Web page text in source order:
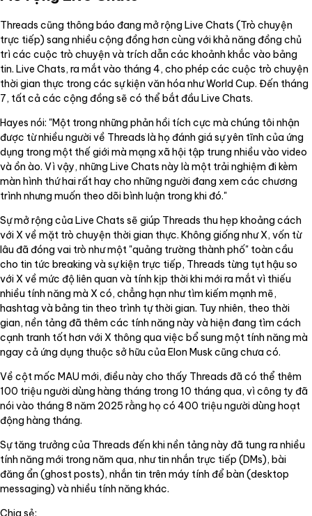
Threads cũng thông báo đang mở rộng Live Chats (Trò chuyện
trực tiếp) sang nhiều cộng đồng hơn cùng với khả năng đồng chủ
trì các cuộc trò chuyện và trích dẫn các khoảnh khắc vào bảng
tin. Live Chats, ra mắt vào tháng 4, cho phép các cuộc trò chuyện
thời gian thực trong các sự kiện văn hóa như World Cup. Đến tháng
7, tất cả các cộng đồng sẽ có thể bắt đầu Live Chats.
Hayes nói: "Một trong những phản hồi tích cực mà chúng tôi nhận
được từ nhiều người về Threads là họ đánh giá sự yên tĩnh của ứng
dụng trong một thế giới mà mạng xã hội tập trung nhiều vào video
và ồn ào. Vì vậy, những Live Chats này là một trải nghiệm đi kèm
màn hình thứ hai rất hay cho những người đang xem các chương
trình nhưng muốn theo dõi bình luận trong khi đó."
Sự mở rộng của Live Chats sẽ giúp Threads thu hẹp khoảng cách
với X về mặt trò chuyện thời gian thực. Không giống như X, vốn từ
lâu đã đóng vai trò như một "quảng trường thành phố" toàn cầu
cho tin tức breaking và sự kiện trực tiếp, Threads từng tụt hậu so
với X về mức độ liên quan và tính kịp thời khi mới ra mắt vì thiếu
nhiều tính năng mà X có, chẳng hạn như tìm kiếm mạnh mẽ,
hashtag và bảng tin theo trình tự thời gian. Tuy nhiên, theo thời
gian, nền tảng đã thêm các tính năng này và hiện đang tìm cách
cạnh tranh tốt hơn với X thông qua việc bổ sung một tính năng mà
ngay cả ứng dụng thuộc sở hữu của Elon Musk cũng chưa có.
Về cột mốc MAU mới, điều này cho thấy Threads đã có thể thêm
100 triệu người dùng hàng tháng trong 10 tháng qua, vì công ty đã
nói vào tháng 8 năm 2025 rằng họ có 400 triệu người dùng hoạt
động hàng tháng.
Sự tăng trưởng của Threads đến khi nền tảng này đã tung ra nhiều
tính năng mới trong năm qua, như tin nhắn trực tiếp (DMs), bài
đăng ẩn (ghost posts), nhắn tin trên máy tính để bàn (desktop
messaging) và nhiều tính năng khác.
Chia sẻ: